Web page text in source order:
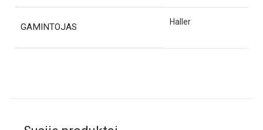
GAMINTOJAS Haller